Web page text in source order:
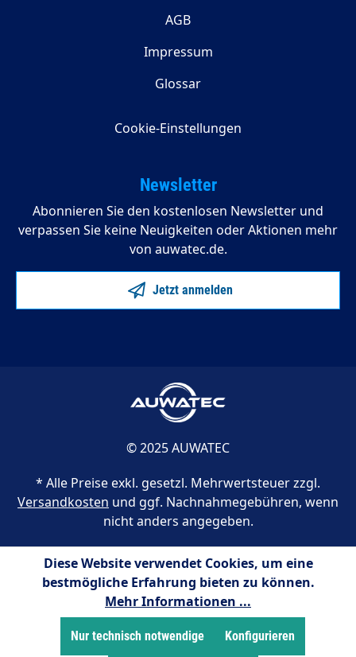
AGB
Impressum
Glossar
Cookie-Einstellungen
Newsletter
Abonnieren Sie den kostenlosen Newsletter und
verpassen Sie keine Neuigkeiten oder Aktionen mehr
von auwatec.de.
Jetzt anmelden
© 2025 AUWATEC
* Alle Preise exkl. gesetzl. Mehrwertsteuer zzgl.
Versandkosten und ggf. Nachnahmegebühren, wenn
nicht anders angegeben.
Diese Website verwendet Cookies, um eine
bestmögliche Erfahrung bieten zu können.
Mehr Informationen ...
Nur technisch notwendige Konfigurieren